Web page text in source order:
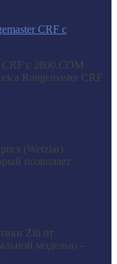
CRF с
CRF с 2800.COM
Rangemaster CRF
(Wetzlar)
позволяет
Z8i от
моделью –